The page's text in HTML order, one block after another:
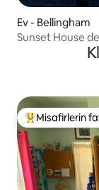
Ev - Bellingham
Sunset House
Misafirlerin
Misafirlerin